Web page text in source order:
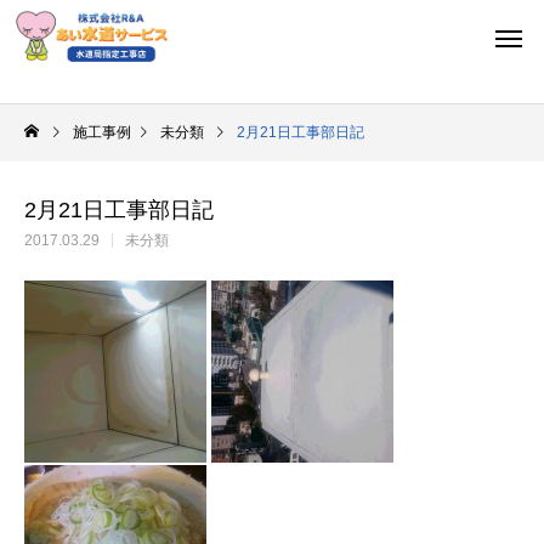
施工事例 未分類 2月21日工事部日記
2月21日工事部日記
2017.03.29 未分類